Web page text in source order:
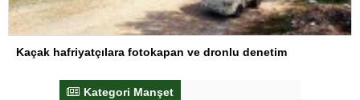
Kaçak hafriyatçılara fotokapan ve dronlu denetim
Kategori Manşet